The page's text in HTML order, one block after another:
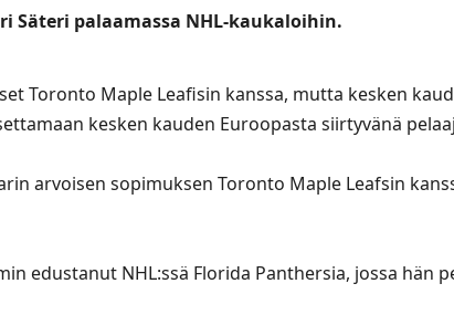
Säteri palaamassa NHL-kaukaloihin.
Toronto Maple Leafisin kanssa, mutta kesken
kesken kauden Euroopasta siirtyvänä
arvoisen sopimuksen Toronto Maple Leafsin
edustanut NHL:ssä Florida Panthersia, jossa hän